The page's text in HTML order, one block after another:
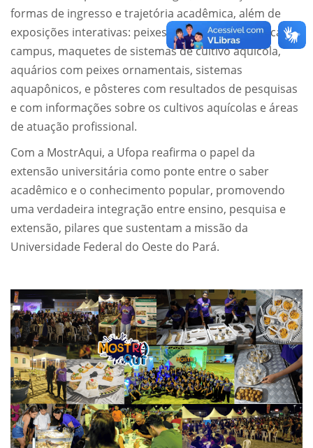
formas de ingresso e trajetória acadêmica, além de
exposições interativas: peixes da coleção ictiológica do
campus, maquetes de sistemas de cultivo aquícola,
aquários com peixes ornamentais, sistemas
aquapônicos, e pôsteres com resultados de pesquisas
e com informações sobre os cultivos aquícolas e áreas
de atuação profissional.
Com a MostrAqui, a Ufopa reafirma o papel da
extensão universitária como ponte entre o saber
acadêmico e o conhecimento popular, promovendo
uma verdadeira integração entre ensino, pesquisa e
extensão, pilares que sustentam a missão da
Universidade Federal do Oeste do Pará.